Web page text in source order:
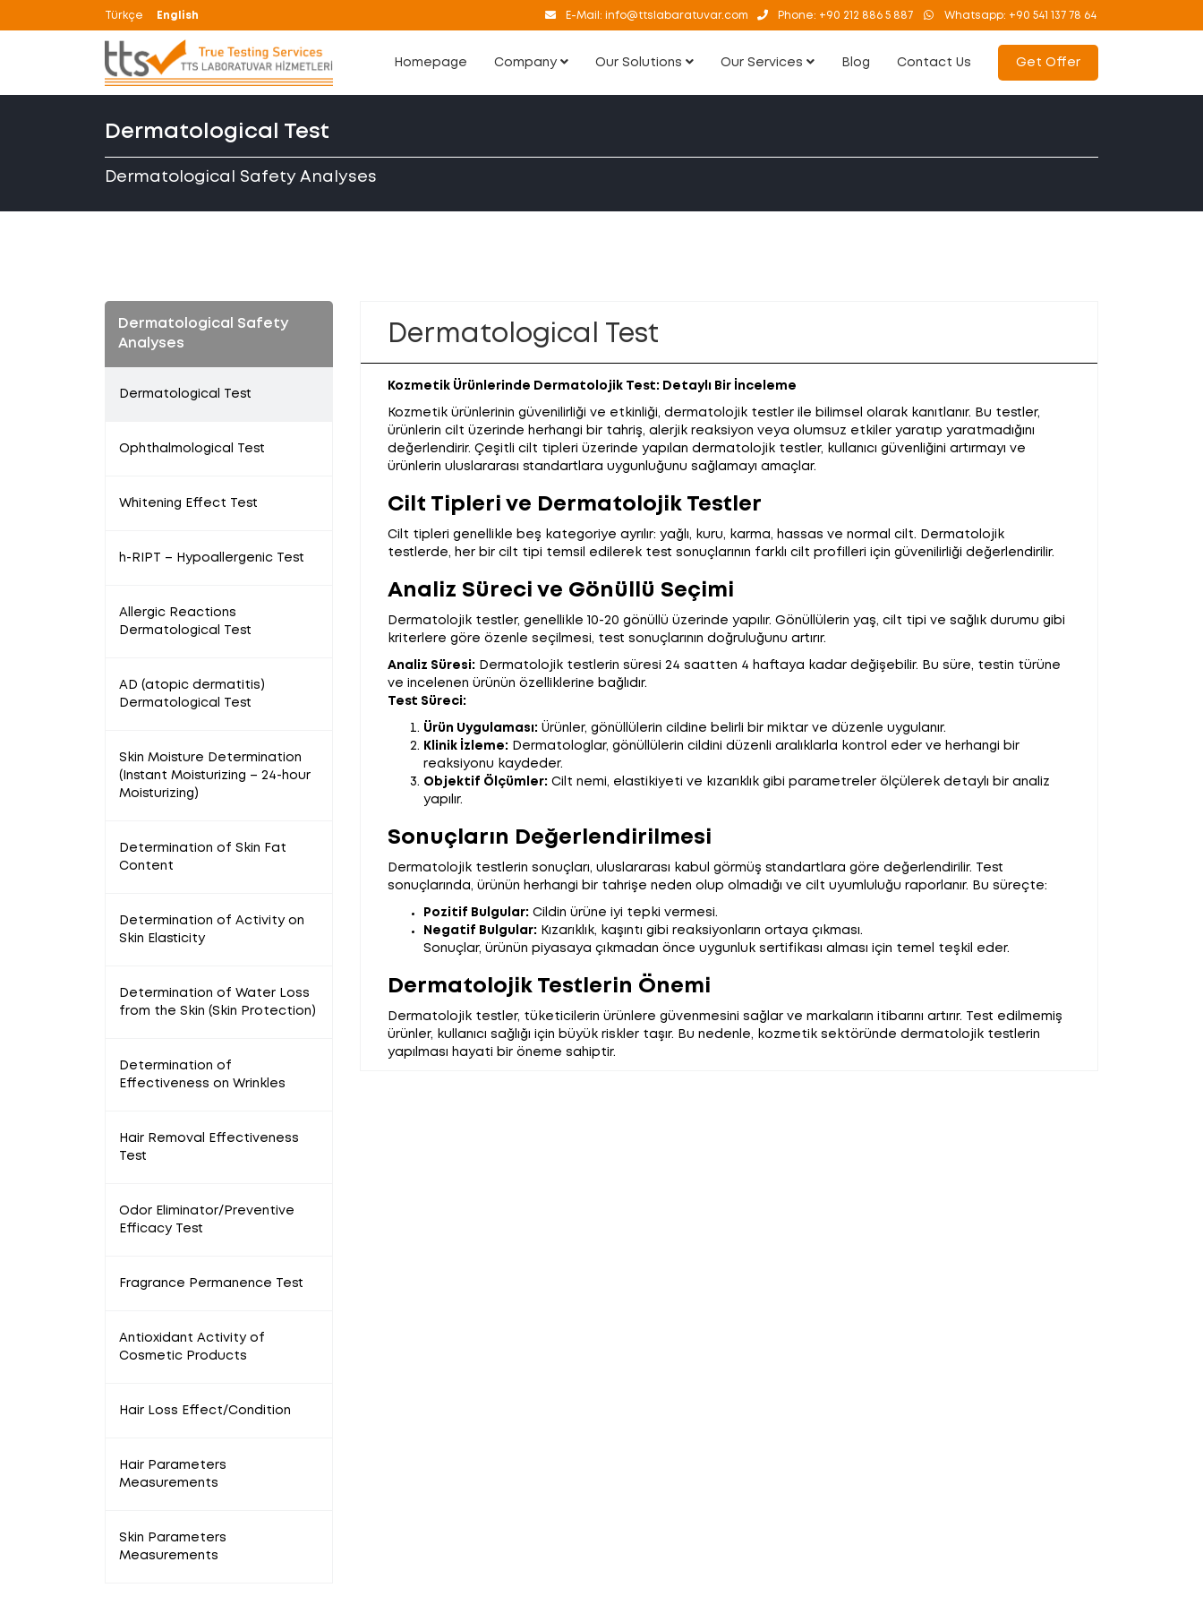
Türkçe English Whatsapp: +90 541 137 78 64
Phone: +90 212 886 5 887
E-Mail: info@ttslabaratuvar.com
Homepage Company Our Solutions Our Services Blog Contact Us Get Offer
Dermatological Test
Dermatological Safety Analyses
Dermatological Safety
Analyses
Dermatological Test
Ophthalmological Test
Whitening Effect Test
h-RIPT – Hypoallergenic Test
Allergic Reactions
Dermatological Test
AD (atopic dermatitis)
Dermatological Test
Skin Moisture Determination
(Instant Moisturizing – 24-hour
Moisturizing)
Determination of Skin Fat
Content
Determination of Activity on
Skin Elasticity
Determination of Water Loss
from the Skin (Skin Protection)
Determination of
Effectiveness on Wrinkles
Hair Removal Effectiveness
Test
Odor Eliminator/Preventive
Efficacy Test
Fragrance Permanence Test
Antioxidant Activity of
Cosmetic Products
Hair Loss Effect/Condition
Hair Parameters
Measurements
Skin Parameters
Measurements
Dermatological Test
Kozmetik Ürünlerinde Dermatolojik Test: Detaylı Bir İnceleme
Kozmetik ürünlerinin güvenilirliği ve etkinliği, dermatolojik testler ile bilimsel olarak kanıtlanır. Bu testler,
ürünlerin cilt üzerinde herhangi bir tahriş, alerjik reaksiyon veya olumsuz etkiler yaratıp yaratmadığını
değerlendirir. Çeşitli cilt tipleri üzerinde yapılan dermatolojik testler, kullanıcı güvenliğini artırmayı ve
ürünlerin uluslararası standartlara uygunluğunu sağlamayı amaçlar.
Cilt Tipleri ve Dermatolojik Testler
Cilt tipleri genellikle beş kategoriye ayrılır: yağlı, kuru, karma, hassas ve normal cilt. Dermatolojik
testlerde, her bir cilt tipi temsil edilerek test sonuçlarının farklı cilt profilleri için güvenilirliği değerlendirilir.
Analiz Süreci ve Gönüllü Seçimi
Dermatolojik testler, genellikle 10-20 gönüllü üzerinde yapılır. Gönüllülerin yaş, cilt tipi ve sağlık durumu gibi
kriterlere göre özenle seçilmesi, test sonuçlarının doğruluğunu artırır.
Analiz Süresi: Dermatolojik testlerin süresi 24 saatten 4 haftaya kadar değişebilir. Bu süre, testin türüne
ve incelenen ürünün özelliklerine bağlıdır.
Test Süreci:
Ürün Uygulaması: Ürünler, gönüllülerin cildine belirli bir miktar ve düzenle uygulanır.
Klinik İzleme: Dermatologlar, gönüllülerin cildini düzenli aralıklarla kontrol eder ve herhangi bir
reaksiyonu kaydeder.
Objektif Ölçümler: Cilt nemi, elastikiyeti ve kızarıklık gibi parametreler ölçülerek detaylı bir analiz
yapılır.
Sonuçların Değerlendirilmesi
Dermatolojik testlerin sonuçları, uluslararası kabul görmüş standartlara göre değerlendirilir. Test
sonuçlarında, ürünün herhangi bir tahrişe neden olup olmadığı ve cilt uyumluluğu raporlanır. Bu süreçte:
Pozitif Bulgular: Cildin ürüne iyi tepki vermesi.
Negatif Bulgular: Kızarıklık, kaşıntı gibi reaksiyonların ortaya çıkması.
Sonuçlar, ürünün piyasaya çıkmadan önce uygunluk sertifikası alması için temel teşkil eder.
Dermatolojik Testlerin Önemi
Dermatolojik testler, tüketicilerin ürünlere güvenmesini sağlar ve markaların itibarını artırır. Test edilmemiş
ürünler, kullanıcı sağlığı için büyük riskler taşır. Bu nedenle, kozmetik sektöründe dermatolojik testlerin
yapılması hayati bir öneme sahiptir.